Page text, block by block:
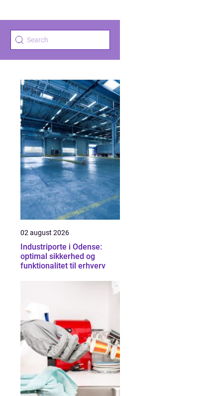
02 august 2026
Industriporte i Odense:
optimal sikkerhed og
funktionalitet til erhverv